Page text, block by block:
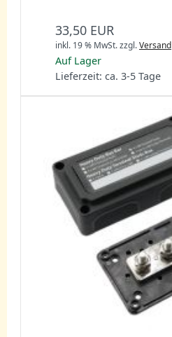
33,50 EUR
inkl. 19 % MwSt.zzgl.Versand
Auf Lager
Lieferzeit: ca. 3-5 Tage